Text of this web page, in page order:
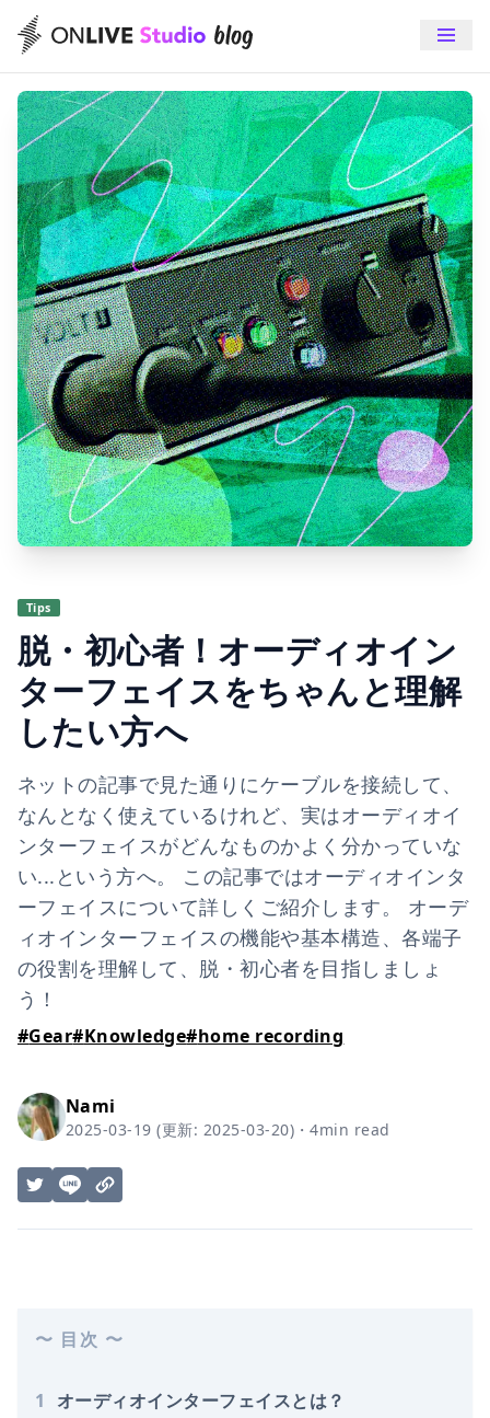
Tips
脱・初心者！オーディオイン
ターフェイスをちゃんと理解
したい方へ
ネットの記事で見た通りにケーブルを接続して、
なんとなく使えているけれど、実はオーディオイ
ンターフェイスがどんなものかよく分かっていな
い...という方へ。 この記事ではオーディオインタ
ーフェイスについて詳しくご紹介します。 オーデ
ィオインターフェイスの機能や基本構造、各端子
の役割を理解して、脱・初心者を目指しましょ
う！
#Gear#Knowledge#home recording
Nami
2025-03-19 (更新: 2025-03-20) ・4min read
〜 目次 〜
1 オーディオインターフェイスとは？